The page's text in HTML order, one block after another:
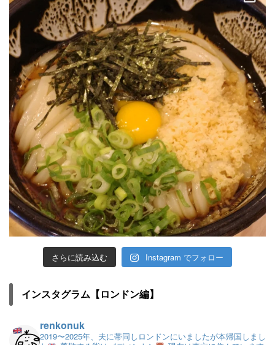
さらに読み込む Instagram でフォロー
インスタグラム【ロンドン編】
renkonuk
2019〜2025年、夫に帯同しロンドンにいましたが本帰国しまし